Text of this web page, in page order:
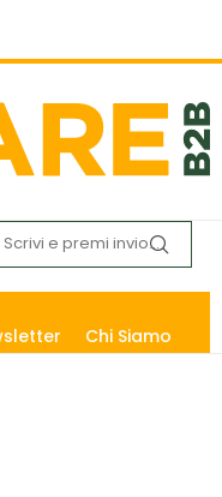
Chi Siamo